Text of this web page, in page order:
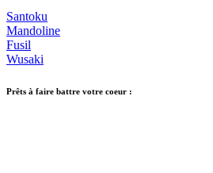
Santoku
Mandoline
Fusil
Wusaki
Prêts à faire battre votre coeur :